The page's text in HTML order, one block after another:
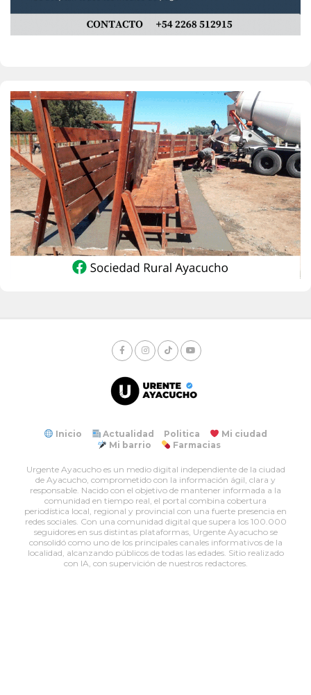
Inicio Actualidad Politica
Mi ciudad
Mi barrio
Farmacias
Urgente Ayacucho es un medio digital independiente de la ciudad
de Ayacucho, comprometido con la información ágil, clara y
responsable. Nacido con el objetivo de mantener informada a la
comunidad en tiempo real, el portal combina cobertura
periodística local, regional y provincial con una fuerte presencia en
redes sociales. Con una comunidad digital que supera los 100.000
seguidores en sus distintas plataformas, Urgente Ayacucho se
consolidó como uno de los principales canales informativos de la
localidad, alcanzando públicos de todas las edades. Sitio realizado
con IA, con supervición de nuestros redactores.